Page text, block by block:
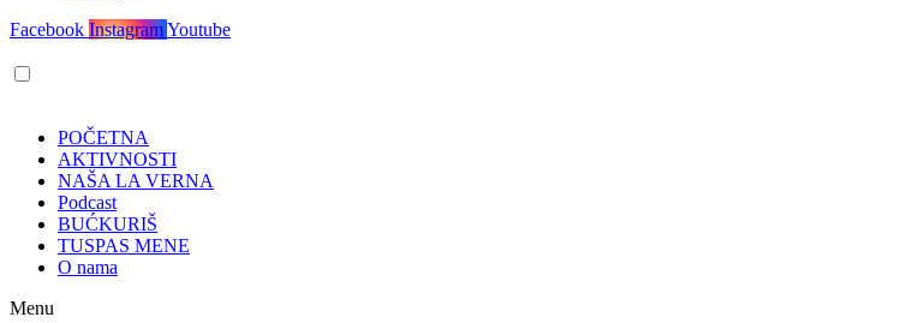
Facebook InstagramYoutube
POČETNA
AKTIVNOSTI
NAŠA LA VERNA
Podcast
BUĆKURIŠ
TUSPAS MENE
O nama
Menu